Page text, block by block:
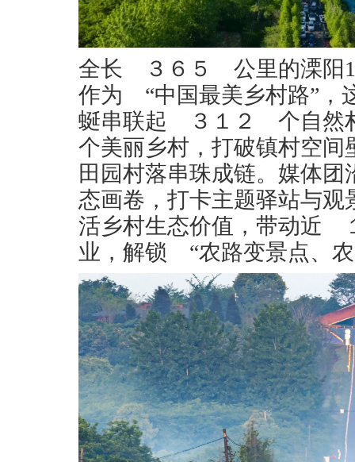
全长 ３６５ 公里的溧阳1
作为 “中国最美乡村路”
蜒串联起 ３１２ 个自
个美丽乡村，打破镇村空
田园村落串珠成链。媒体
态画卷，打卡主题驿站与
活乡村生态价值，带动
业，解锁 “农路变景点、